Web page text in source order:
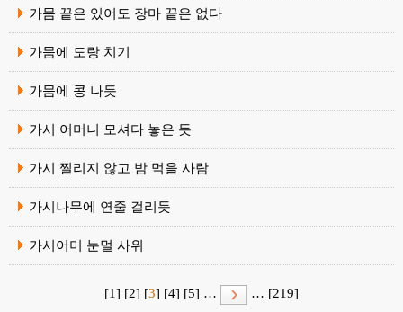
가뭄 끝은 있어도 장마 끝은 없다
가뭄에 도랑 치기
가뭄에 콩 나듯
가시 어머니 모셔다 놓은 듯
가시 찔리지 않고 밤 먹을 사람
가시나무에 연줄 걸리듯
가시어미 눈멀 사위
[1] [2] [3] [4] [5] … … [219]